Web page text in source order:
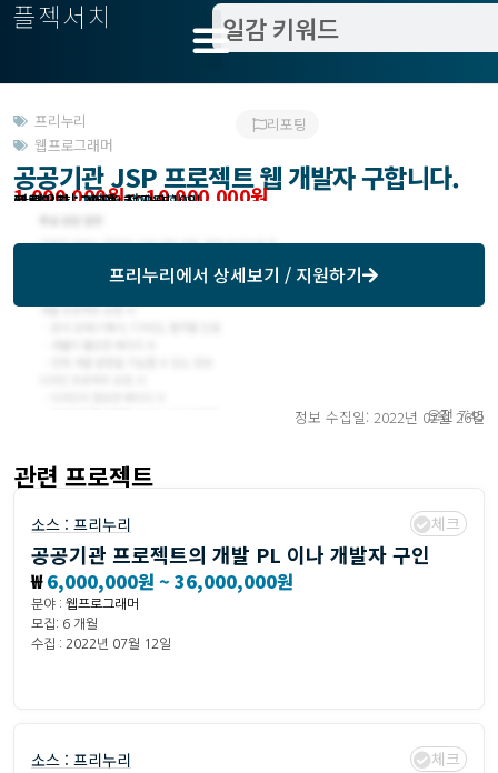
플젝서치
프리누리
웹프로그래머
리포팅
공공기관 JSP 프로젝트 웹 개발자 구합니다.
1,000,000원 ~ 10,000,000원
작업방식 : 재택
모집기한 : 프리누리에서 확인
예상기간 : 30 일
등록일자 : 2019년 08월 19일
관련위치 : 서울 전지역
프리누리에서 상세보기 / 지원하기
정보 수집일: 2022년 02월 26일
오전 7:45
관련 프로젝트
소스 : 프리누리 체크
공공기관 프로젝트의 개발 PL 이나 개발자 구인
₩6,000,000원 ~ 36,000,000원
분야 : 웹프로그래머
모집: 6 개월
수집 : 2022년 07월 12일
소스 : 프리누리 체크